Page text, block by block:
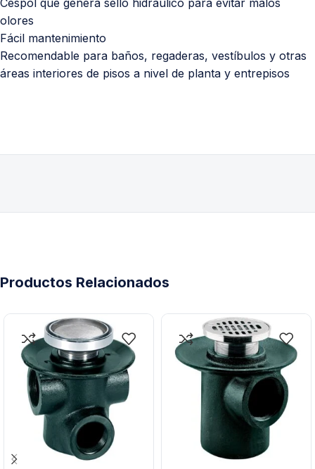
olores
Fácil mantenimiento
Recomendable para baños, regaderas, vestíbulos y otras
áreas interiores de pisos a nivel de planta y entrepisos
Productos Relacionados